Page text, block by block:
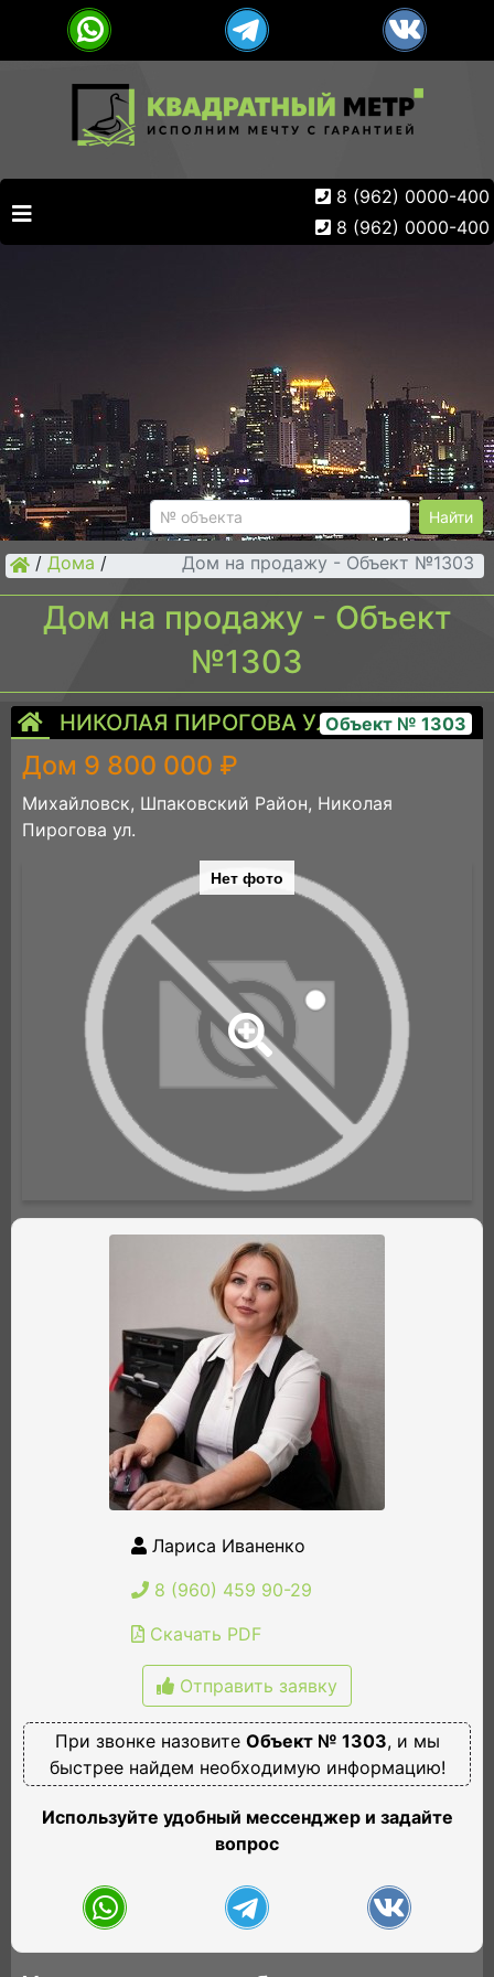
8 (962) 0000-400
8 (962) 0000-400
Найти
/ Дома / Дом на продажу - Объект №1303
Дом на продажу - Объект
№1303
НИКОЛАЯ ПИРОГОВА УЛ.Объект № 1303
Дом 9 800 000 ₽
Михайловск, Шпаковский Район, Николая
Пирогова ул.
Нет фото
Лариса Иваненко
8 (960) 459 90-29
Скачать PDF
Отправить заявку
При звонке назовите Объект № 1303, и мы
быстрее найдем необходимую информацию!
Используйте удобный мессенджер и задайте
вопрос